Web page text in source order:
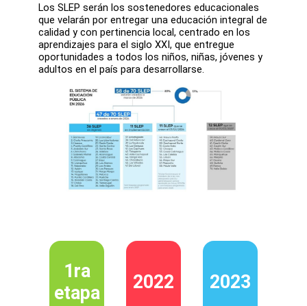
Los SLEP serán los sostenedores educacionales
que velarán por entregar una educación integral de
calidad y con pertinencia local, centrado en los
aprendizajes para el siglo XXI, que entregue
oportunidades a todos los niños, niñas, jóvenes y
adultos en el país para desarrollarse.
1ra
etapa
2022 2023